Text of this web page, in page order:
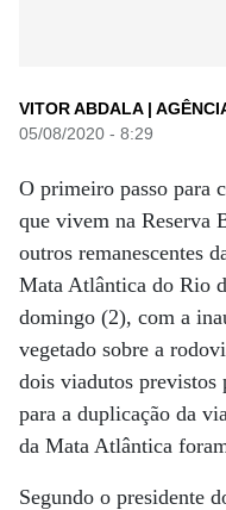
VITOR ABDALA |
05/08/2020 - 8:29
O primeiro passo para
que vivem na Reserva
outros remanescentes
Mata Atlântica do Rio
domingo (2), com a
vegetado sobre a
dois viadutos previstos
para a duplicação da
da Mata Atlântica
Segundo o presidente